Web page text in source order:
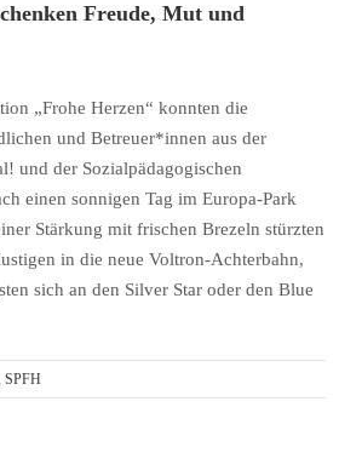
Freude, Mut und
„Frohe Herzen“ konnten die
und Betreuer*innen aus der
und der Sozialpädagogischen
einen sonnigen Tag im Europa-Park
Stärkung mit frischen Brezeln stürzten
in die neue Voltron-Achterbahn,
sich an den Silver Star oder den Blue
SPFH